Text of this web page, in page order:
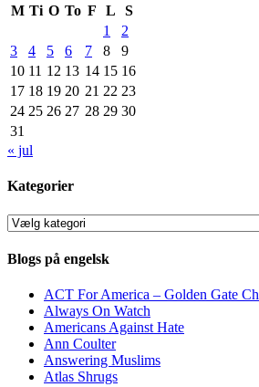
M Ti O To F L
S
1
2
3
4 5 6 7 8
9
10 11 12 13 14 15 16
17 18 19 20 21 22 23
24 25 26 27 28 29 30
31
« jul
Kategorier
Kategorier
Blogs på engelsk
ACT For America – Golden Gate
Always On Watch
Americans Against Hate
Ann Coulter
Answering Muslims
Atlas Shrugs